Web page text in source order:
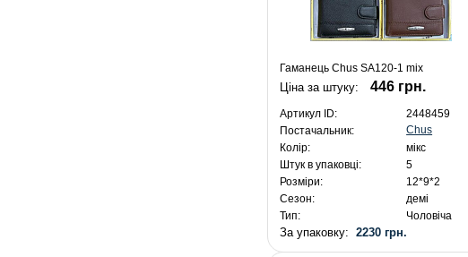
Гаманець Chus SA120-1 mix
Ціна за штуку: 446 грн.
Артикул ID:
2448459
Постачальник:
Chus
Колір:
мікс
Штук в упаковці:
5
Розміри:
12*9*2
Сезон:
демі
Тип:
Чоловіча
За упаковку:2230 грн.